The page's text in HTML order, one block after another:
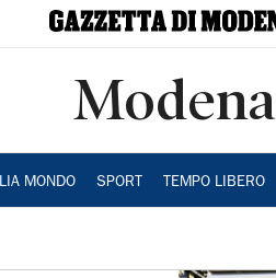
Modena
MONDO SPORT TEMPO LIBERO